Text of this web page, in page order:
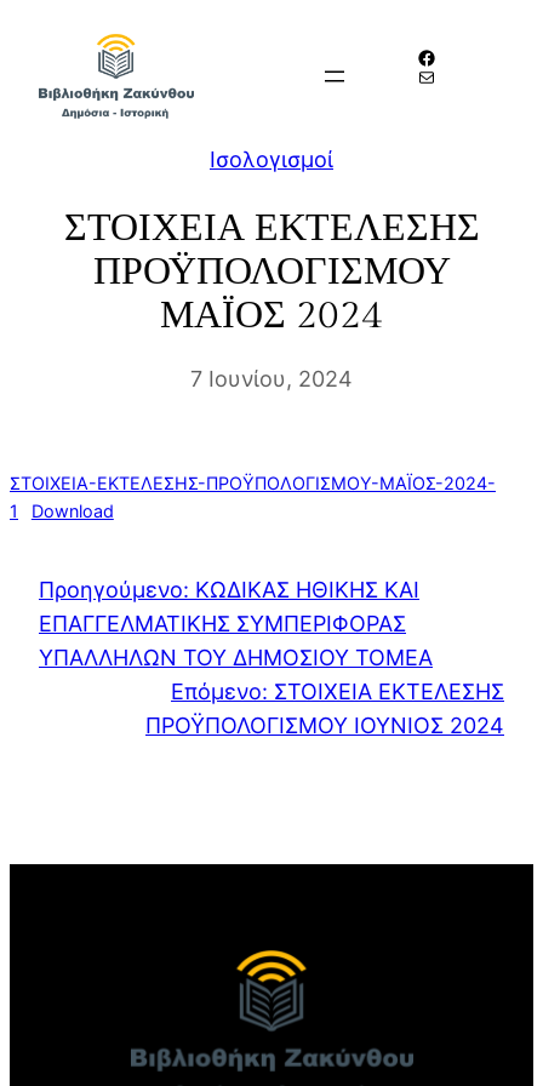
περιεχόμενο
Facebook
Mail
Iσολογισμοί
ΣΤΟΙΧΕΙΑ ΕΚΤΕΛΕΣΗΣ
ΠΡΟΫΠΟΛΟΓΙΣΜΟΥ
ΜΑΪΟΣ 2024
7 Ιουνίου, 2024
ΣΤΟΙΧΕΙΑ-ΕΚΤΕΛΕΣΗΣ-ΠΡΟΫΠΟΛΟΓΙΣΜΟΥ-ΜΑΪΟΣ-2024-
1
Download
Προηγούμενο: ΚΩΔΙΚΑΣ ΗΘΙΚΗΣ ΚΑΙ
ΕΠΑΓΓΕΛΜΑΤΙΚΗΣ ΣΥΜΠΕΡΙΦΟΡΑΣ
ΥΠΑΛΛΗΛΩΝ ΤΟΥ ΔΗΜΟΣΙΟΥ ΤΟΜΕΑ
Επόμενο: ΣΤΟΙΧΕΙΑ ΕΚΤΕΛΕΣΗΣ
ΠΡΟΫΠΟΛΟΓΙΣΜΟΥ ΙΟΥΝΙΟΣ 2024